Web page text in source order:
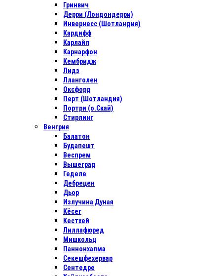
Гринвич
Дерри (Лондондерри)
Инвернесс (Шотландия)
Кардифф
Карлайл
Карнарфон
Кембридж
Лидз
Лланголен
Оксфорд
Перт (Шотландия)
Портри (о.Скай)
Стирлинг
Венгрия
Балатон
Будапешт
Веспрем
Вышеград
Геделе
Дебрецен
Дьор
Излучина Дуная
Кёсег
Кестхей
Лиллафюред
Мишкольц
Паннонхалма
Секешфехервар
Сентедре